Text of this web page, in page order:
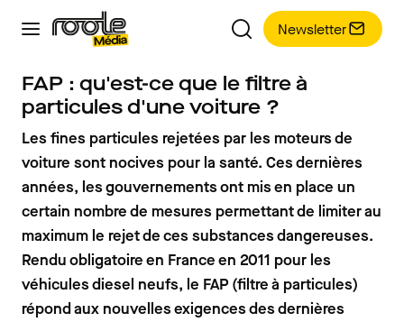
Newsletter
FAP : qu'est-ce que le filtre à
particules d'une voiture ?
Les fines particules rejetées par les moteurs de
voiture sont nocives pour la santé. Ces dernières
années, les gouvernements ont mis en place un
certain nombre de mesures permettant de limiter au
maximum le rejet de ces substances dangereuses.
Rendu obligatoire en France en 2011 pour les
véhicules diesel neufs, le FAP (filtre à particules)
répond aux nouvelles exigences des dernières